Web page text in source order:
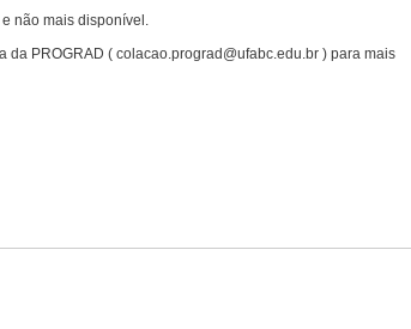
não mais disponível.
da PROGRAD ( colacao.prograd@ufabc.edu.br ) para mais